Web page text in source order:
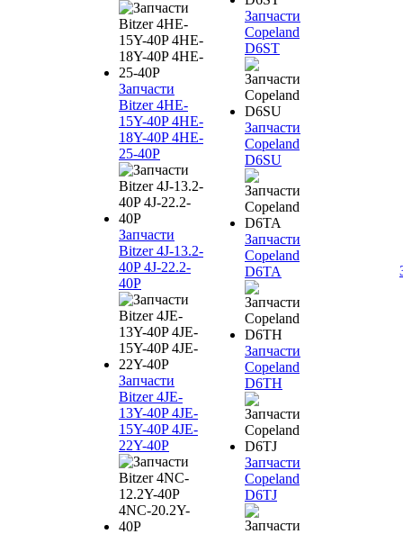
Запчасти
Bitzer 4HE-
15Y-40P 4HE-
18Y-40P 4HE-
25-40P
Запчасти
Bitzer 4J‐13.2-
40P 4J‐22.2-
40P
Запчасти
Bitzer 4JE-
13Y-40P 4JE-
15Y-40P 4JE-
22Y-40P
Запчасти
Copeland
D6ST
Запчасти
Copeland
D6SU
Запчасти
Copeland
D6TA
Запчасти
Copeland
D6TH
Запчасти
Copeland
D6TJ